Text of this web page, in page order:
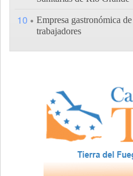
10
Empresa gastronómica
trabajadores